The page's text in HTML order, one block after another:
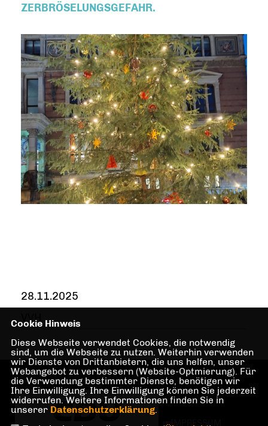
ERBRÖSELUNGSGEFAHR.
28.11.2025
VVH
IMPRESSUM
Cookie Hinweis
Diese Webseite verwendet Cookies, die notwendig
sind, um die Webseite zu nutzen. Weiterhin verwenden
wir Dienste von Drittanbietern, die uns helfen, unser
Webangebot zu verbessern (Website-Optmierung). Für
die Verwendung bestimmter Dienste, benötigen wir
Ihre Einwilligung. Ihre Einwilligung können Sie jederzeit
widerrufen. Weitere Informationen finden Sie in
unserer Datenschutzerklärung.